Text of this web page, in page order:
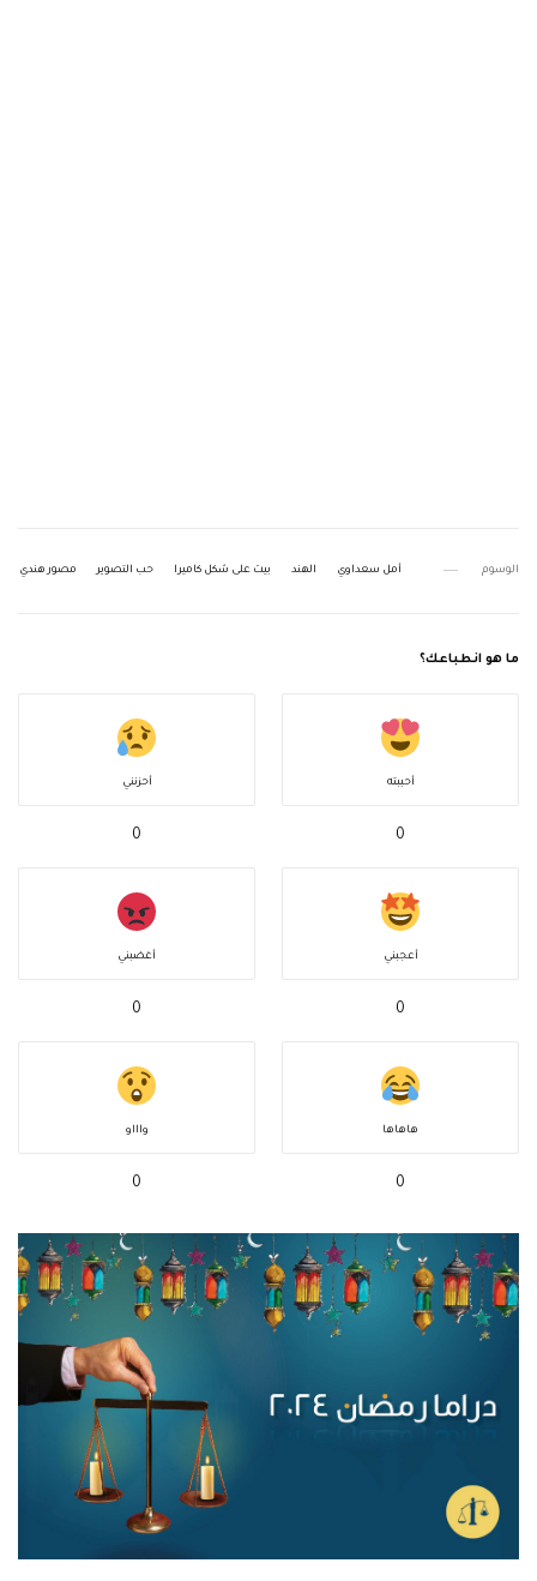
الوسوم أمل سعداوي الهند بيت على شكل كاميرا حب التصوير مصور هندي
ما هو انطباعك؟
أحببته
0
أحزنني
0
أعجبني
0
أغضبني
0
هاهاها
0
واااو
0